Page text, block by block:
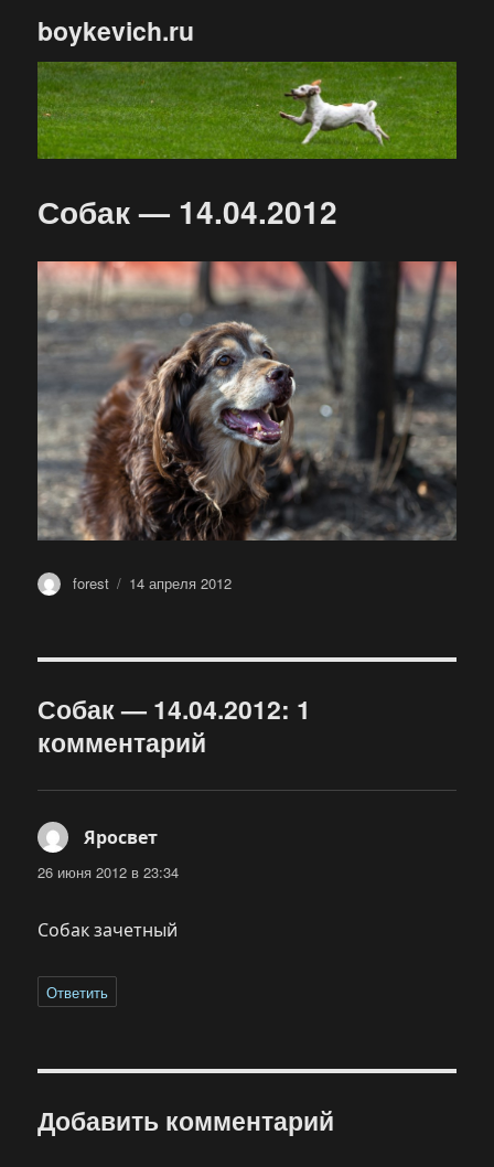
boykevich.ru
Собак — 14.04.2012
Автор
forest Опубликовано
14 апреля 2012
Собак — 14.04.2012: 1
комментарий
Яросвет
26 июня 2012 в 23:34
Собак зачетный
Ответить
Добавить комментарий